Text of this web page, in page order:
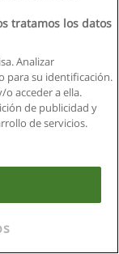
de
tratamos los datos
Analizar
para su identificación.
acceder a ella.
de publicidad y
de servicios.